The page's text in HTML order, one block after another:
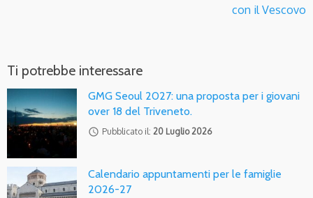
con il Vescovo
Ti potrebbe interessare
GMG Seoul 2027: una proposta per i giovani
over 18 del Triveneto.
access_time Pubblicato il: 20 Luglio 2026
Calendario appuntamenti per le famiglie
2026-27